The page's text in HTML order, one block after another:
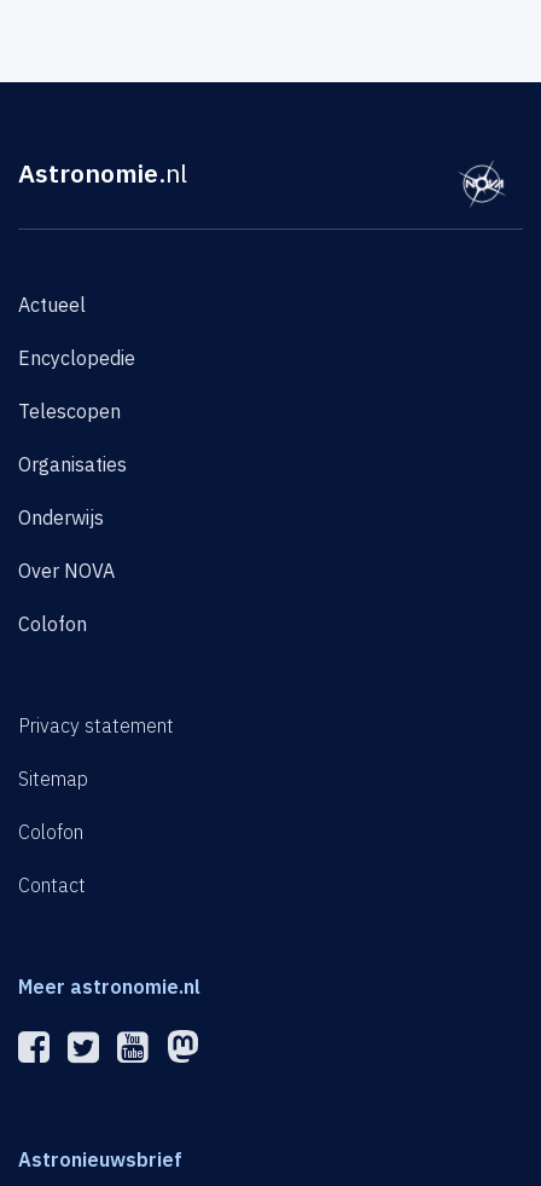
Astronomie.nl
Actueel
Encyclopedie
Telescopen
Organisaties
Onderwijs
Over NOVA
Colofon
Privacy statement
Sitemap
Colofon
Contact
Meer astronomie.nl
Astronieuwsbrief